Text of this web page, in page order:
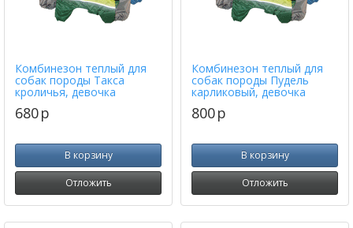
Комбинезон теплый для
собак породы Такса
кроличья, девочка
680p
В корзину
Отложить
Комбинезон теплый для
собак породы Пудель
карликовый, девочка
800p
В корзину
Отложить